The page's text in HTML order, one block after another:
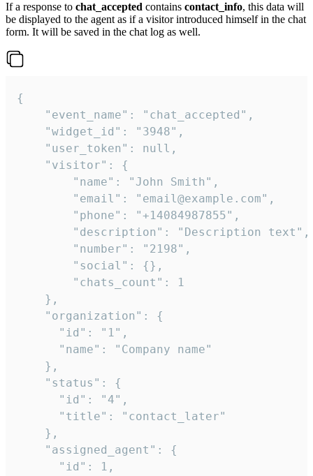
If a response to chat_accepted contains contact_info, this data will
be displayed to the agent as if a visitor introduced himself in the chat
form. It will be saved in the chat log as well.
{
    "event_name": "chat_accepted",
    "widget_id": "3948",
    "user_token": null,
    "visitor": {
        "name": "John Smith",
        "email": "email@example.com",
        "phone": "+14084987855",
        "description": "Description text",
        "number": "2198",
        "social": {},
        "chats_count": 1
    },
    "organization": {
      "id": "1",
      "name": "Company name"
    },
    "status": {
      "id": "4",
      "title": "contact_later"
    },
    "assigned_agent": {
      "id": 1,